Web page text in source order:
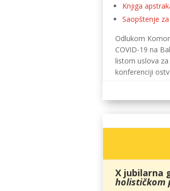
Knjiga
Saopštenje
Odlukom
COVID-19 na
listom uslova
konferenciji
X jubilarna
holističkom